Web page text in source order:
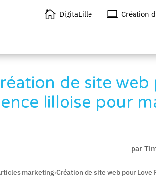
 DigitaLille  Création
de site
lilloise pour
par
marketing›Création de site web pour Love